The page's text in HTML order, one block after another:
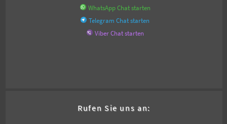
WhatsApp Chat starten
Telegram Chat starten
Viber Chat starten
Rufen Sie uns an: